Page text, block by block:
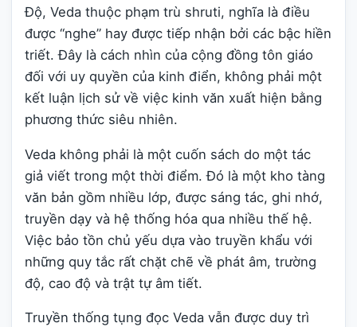
Độ, Veda thuộc phạm trù shruti, nghĩa là điều
được “nghe” hay được tiếp nhận bởi các bậc hiền
triết. Đây là cách nhìn của cộng đồng tôn giáo
đối với uy quyền của kinh điển, không phải một
kết luận lịch sử về việc kinh văn xuất hiện bằng
phương thức siêu nhiên.
Veda không phải là một cuốn sách do một tác
giả viết trong một thời điểm. Đó là một kho tàng
văn bản gồm nhiều lớp, được sáng tác, ghi nhớ,
truyền dạy và hệ thống hóa qua nhiều thế hệ.
Việc bảo tồn chủ yếu dựa vào truyền khẩu với
những quy tắc rất chặt chẽ về phát âm, trường
độ, cao độ và trật tự âm tiết.
Truyền thống tụng đọc Veda vẫn được duy trì